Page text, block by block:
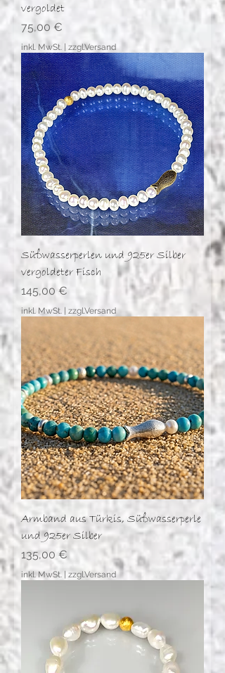
vergoldet
Preis
75,00 €
inkl. MwSt. zzgl.Versand
Süßwasserperlen und 925er Silber
vergoldeter Fisch
Preis
145,00 €
inkl. MwSt. zzgl.Versand
Armband aus Türkis, Süßwasserperle
und 925er Silber
Preis
135,00 €
inkl. MwSt. zzgl.Versand